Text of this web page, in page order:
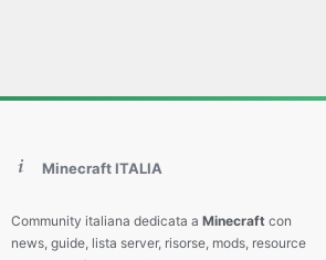
Minecraft ITALIA
Community italiana dedicata a Minecraft con
news, guide, lista server, risorse, mods, resource